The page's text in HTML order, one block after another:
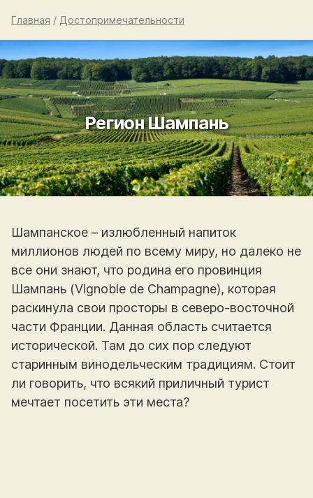
Главная / Достопримечательности
Регион Шампань
Шампанское – излюбленный напиток
миллионов людей по всему миру, но далеко не
все они знают, что родина его провинция
Шампань (Vignoble de Champagne), которая
раскинула свои просторы в северо-восточной
части Франции. Данная область считается
исторической. Там до сих пор следуют
старинным винодельческим традициям. Стоит
ли говорить, что всякий приличный турист
мечтает посетить эти места?